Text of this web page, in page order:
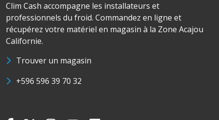
Clim Cash accompagne les installateurs et
professionnels du froid. Commandez en ligne et
récupérez votre matériel en magasin à la Zone Acajou
Californie.
Trouver un magasin
+596 596 39 70 32